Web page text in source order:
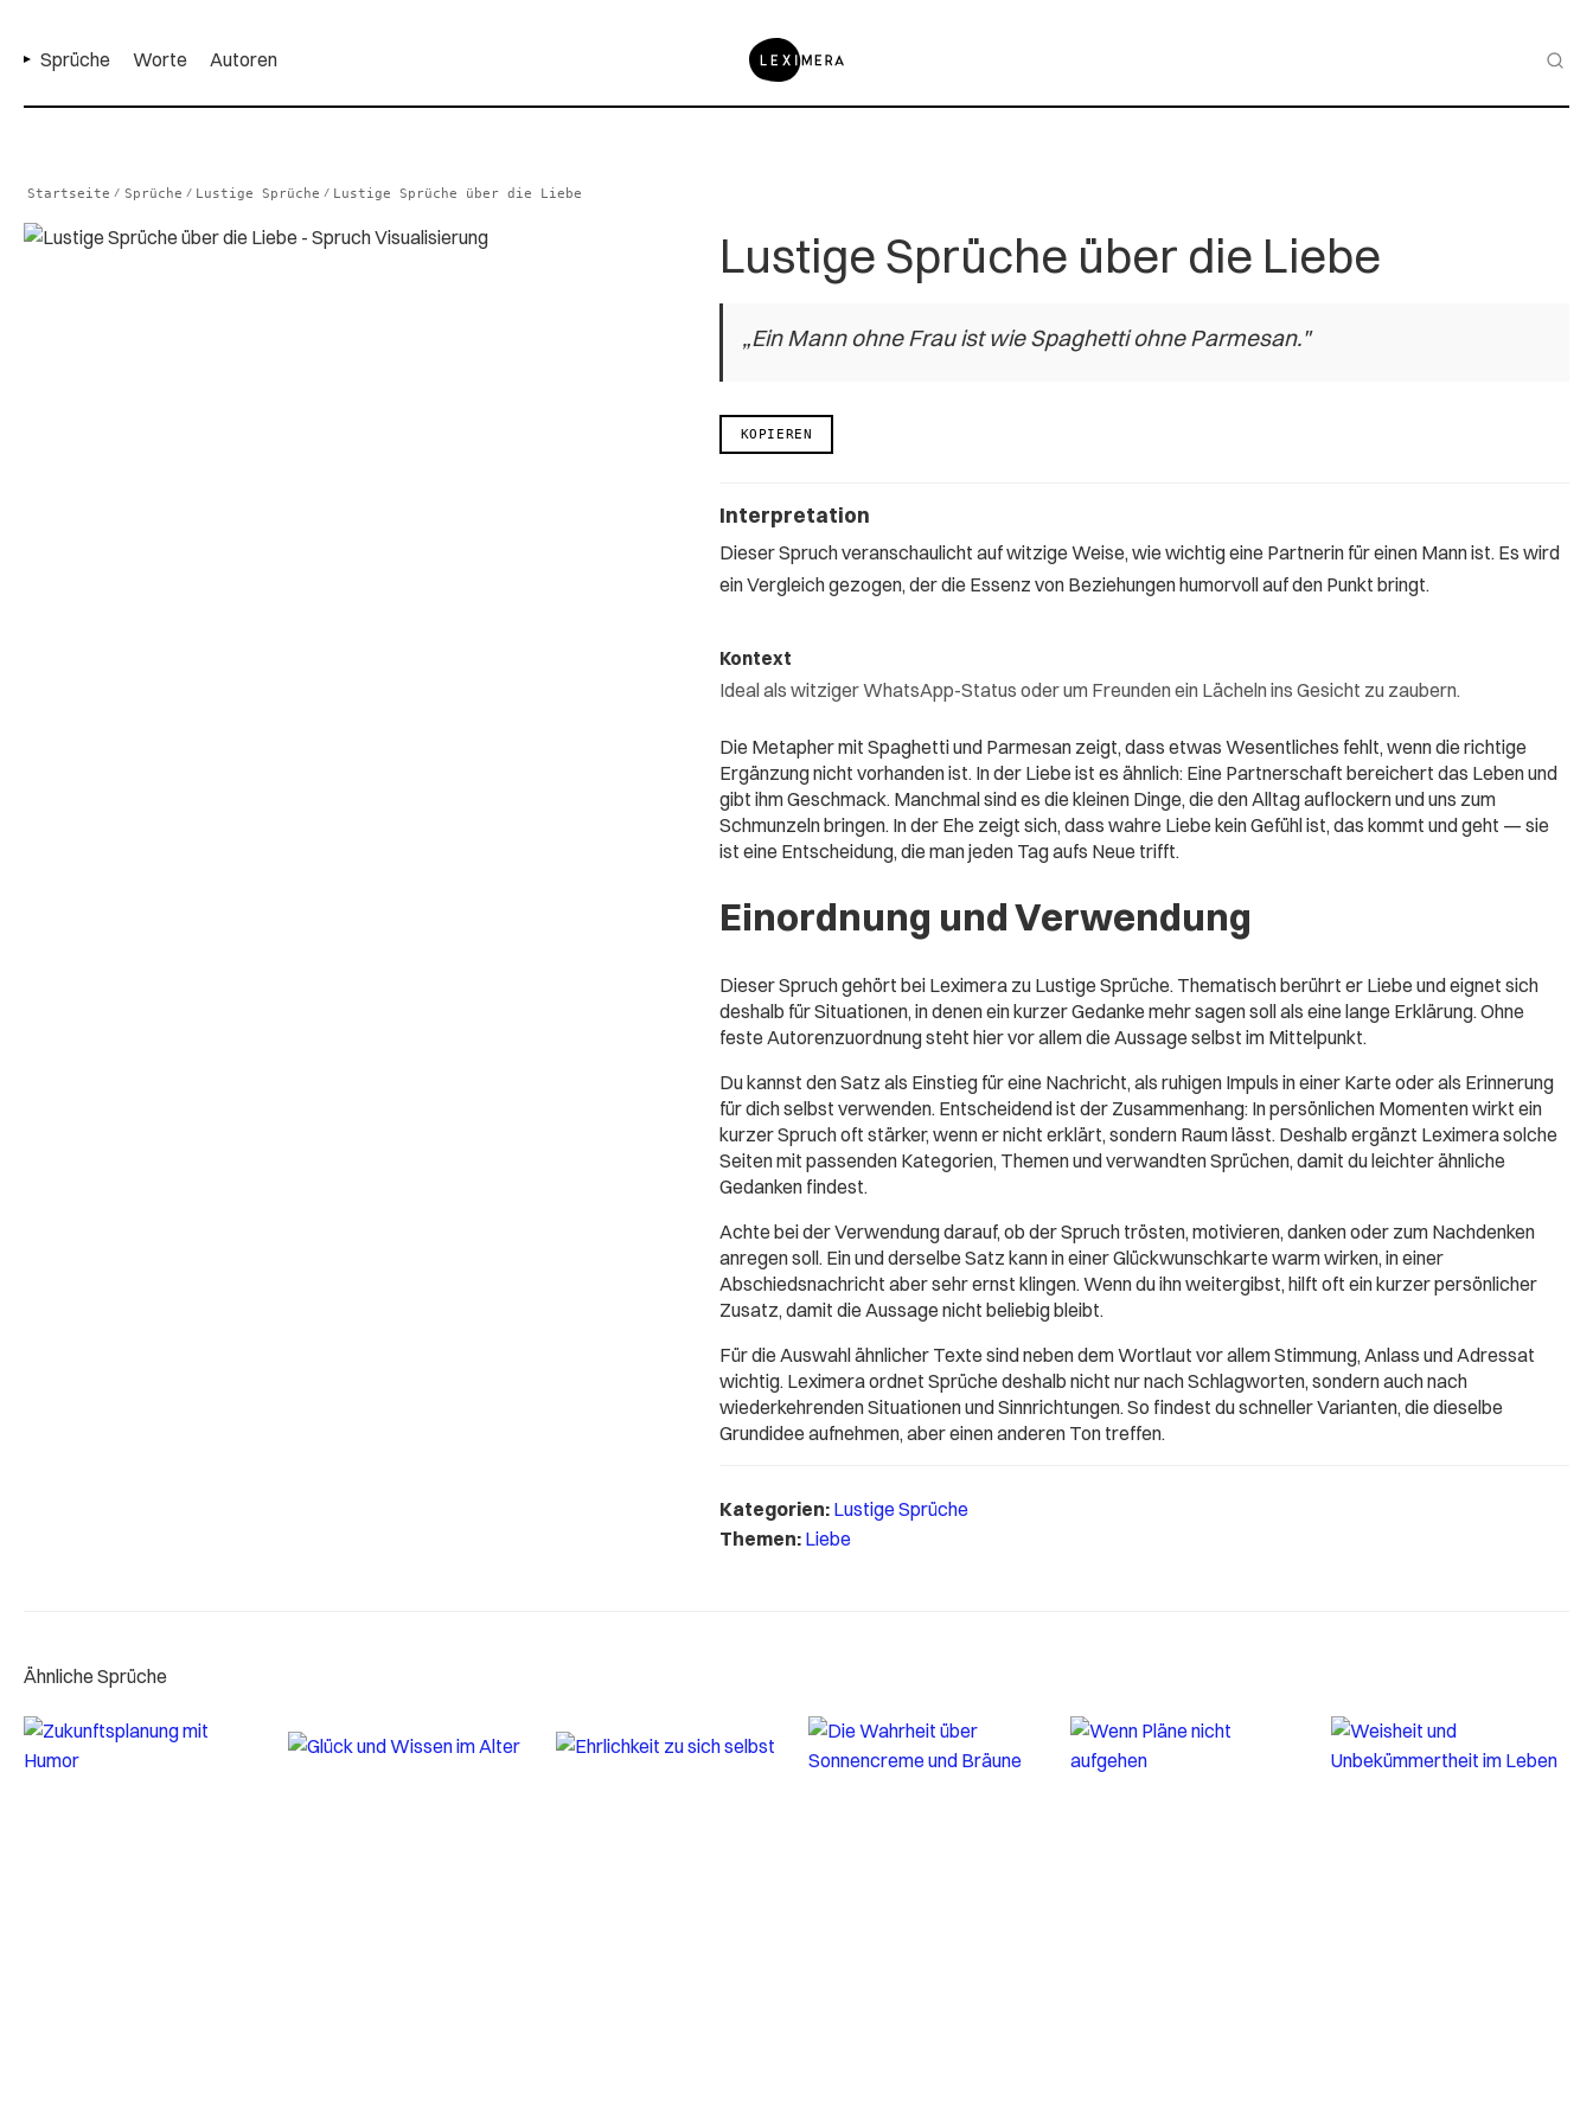
Sprüche Worte Autoren
Startseite / Sprüche / Lustige Sprüche / Lustige Sprüche über die Liebe
Lustige Sprüche über die Liebe
„Ein Mann ohne Frau ist wie Spaghetti ohne Parmesan."
KOPIEREN
Interpretation
Dieser Spruch veranschaulicht auf witzige Weise, wie wichtig eine Partnerin für einen Mann ist. Es wird
ein Vergleich gezogen, der die Essenz von Beziehungen humorvoll auf den Punkt bringt.
Kontext
Ideal als witziger WhatsApp-Status oder um Freunden ein Lächeln ins Gesicht zu zaubern.
Die Metapher mit Spaghetti und Parmesan zeigt, dass etwas Wesentliches fehlt, wenn die richtige
Ergänzung nicht vorhanden ist. In der Liebe ist es ähnlich: Eine Partnerschaft bereichert das Leben und
gibt ihm Geschmack. Manchmal sind es die kleinen Dinge, die den Alltag auflockern und uns zum
Schmunzeln bringen. In der Ehe zeigt sich, dass wahre Liebe kein Gefühl ist, das kommt und geht — sie
ist eine Entscheidung, die man jeden Tag aufs Neue trifft.
Einordnung und Verwendung
Dieser Spruch gehört bei Leximera zu Lustige Sprüche. Thematisch berührt er Liebe und eignet sich
deshalb für Situationen, in denen ein kurzer Gedanke mehr sagen soll als eine lange Erklärung. Ohne
feste Autorenzuordnung steht hier vor allem die Aussage selbst im Mittelpunkt.
Du kannst den Satz als Einstieg für eine Nachricht, als ruhigen Impuls in einer Karte oder als Erinnerung
für dich selbst verwenden. Entscheidend ist der Zusammenhang: In persönlichen Momenten wirkt ein
kurzer Spruch oft stärker, wenn er nicht erklärt, sondern Raum lässt. Deshalb ergänzt Leximera solche
Seiten mit passenden Kategorien, Themen und verwandten Sprüchen, damit du leichter ähnliche
Gedanken findest.
Achte bei der Verwendung darauf, ob der Spruch trösten, motivieren, danken oder zum Nachdenken
anregen soll. Ein und derselbe Satz kann in einer Glückwunschkarte warm wirken, in einer
Abschiedsnachricht aber sehr ernst klingen. Wenn du ihn weitergibst, hilft oft ein kurzer persönlicher
Zusatz, damit die Aussage nicht beliebig bleibt.
Für die Auswahl ähnlicher Texte sind neben dem Wortlaut vor allem Stimmung, Anlass und Adressat
wichtig. Leximera ordnet Sprüche deshalb nicht nur nach Schlagworten, sondern auch nach
wiederkehrenden Situationen und Sinnrichtungen. So findest du schneller Varianten, die dieselbe
Grundidee aufnehmen, aber einen anderen Ton treffen.
Kategorien: Lustige Sprüche
Themen: Liebe
Ähnliche Sprüche